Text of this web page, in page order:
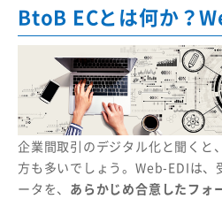
BtoB ECとは何か？
企業間取引のデジタル化と聞くと
方も多いでしょう。Web-EDIは、
ータを、 あらかじめ合意したフォ